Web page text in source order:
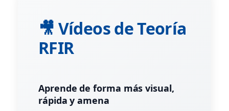
🎥 Vídeos de Teoría
RFIR
Aprende de forma más visual,
rápida y amena